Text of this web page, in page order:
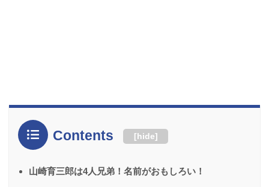
Contents [hide]
山崎育三郎は4人兄弟！名前がおもしろい！